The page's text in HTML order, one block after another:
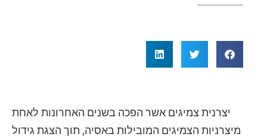
יצרנית צמיגים אשר הפכה בשנים האחרונות לאחת
מיצרניות הצמיגים המובילות באסיה, תוך הצגת גידול